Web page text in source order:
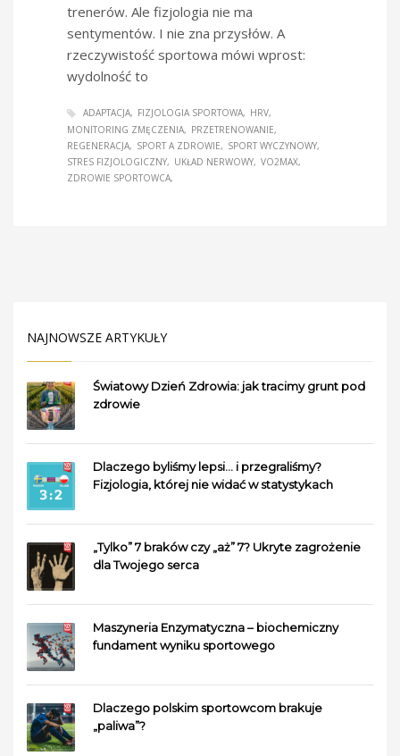
trenerów. Ale fizjologia nie ma
sentymentów. I nie zna przysłów. A
rzeczywistość sportowa mówi wprost:
wydolność to
ADAPTACJA FIZJOLOGIA SPORTOWA
HRV
MONITORING ZMĘCZENIA
PRZETRENOWANIE
REGENERACJA
SPORT A ZDROWIE
SPORT WYCZYNOWY
STRES FIZJOLOGICZNY
UKŁAD NERWOWY VO2MAX
ZDROWIE SPORTOWCA
NAJNOWSZE ARTYKUŁY
Światowy Dzień Zdrowia: jak tracimy grunt pod
zdrowie
Dlaczego byliśmy lepsi… i przegraliśmy?
Fizjologia, której nie widać w statystykach
„Tylko” 7 braków czy „aż” 7? Ukryte zagrożenie
dla Twojego serca
Maszyneria Enzymatyczna – biochemiczny
fundament wyniku sportowego
Dlaczego polskim sportowcom brakuje
„paliwa”?